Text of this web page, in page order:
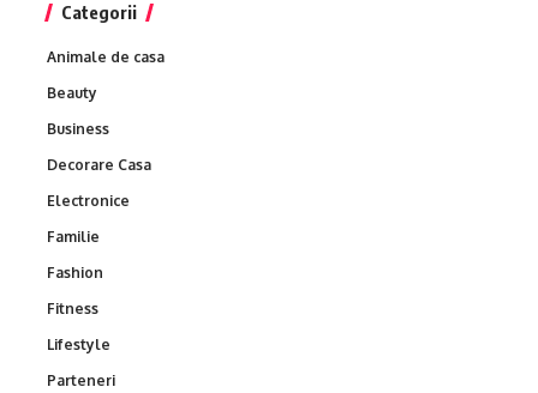
Categorii
Animale de casa
Beauty
Business
Decorare Casa
Electronice
Familie
Fashion
Fitness
Lifestyle
Parteneri